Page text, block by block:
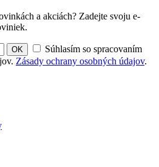
a akciách? Zadejte svoju e-
OK
Súhlasím so spracovaním
Zásady ochrany osobných údajov.